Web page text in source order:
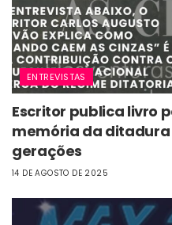
ENTREVISTAS
Escritor publica livro
memória da
gerações
14 DE AGOSTO DE 2025